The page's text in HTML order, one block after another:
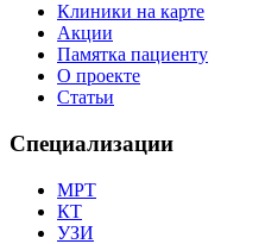
Клиники на карте
Акции
Памятка пациенту
О проекте
Статьи
Специализации
МРТ
КТ
УЗИ